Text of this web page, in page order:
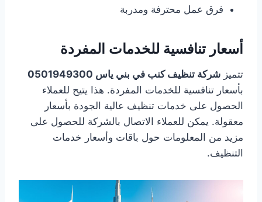
فرق عمل محترفة ومدربة
أسعار تنافسية للخدمات المفردة
تتميز شركة تنظيف كنب في بني ياس 0501949300
بأسعار تنافسية للخدمات المفردة. هذا يتيح للعملاء
الحصول على خدمات تنظيف عالية الجودة بأسعار
معقولة. يمكن للعملاء الاتصال بالشركة للحصول على
مزيد من المعلومات حول باقات وأسعار خدمات
التنظيف.